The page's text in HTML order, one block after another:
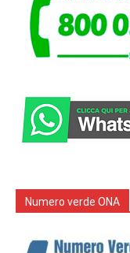
Numero verde ONA